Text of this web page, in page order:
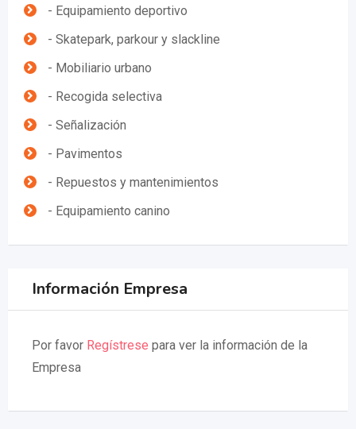
- Equipamiento deportivo
- Skatepark, parkour y slackline
- Mobiliario urbano
- Recogida selectiva
- Señalización
- Pavimentos
- Repuestos y mantenimientos
- Equipamiento canino
Información Empresa
Por favor Regístrese para ver la información de la
Empresa